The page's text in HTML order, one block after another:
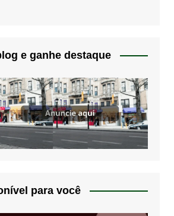
e ganhe destaque
para você